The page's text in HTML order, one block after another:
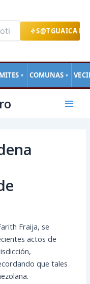
S@TGUAICA
▼ COMUNAS ▼
Main
Fraija, se
actos de
que tales